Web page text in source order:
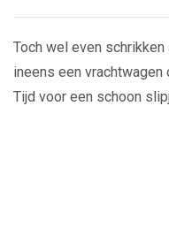
Toch wel even
ineens een vrachtwagen
Tijd voor een schoon